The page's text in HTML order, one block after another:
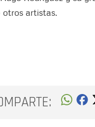
artistas.